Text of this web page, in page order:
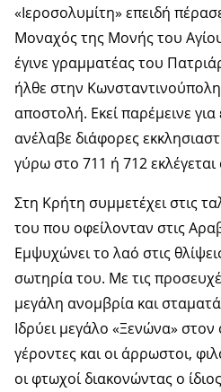
«Ιεροσολυμίτη» επειδή
Μοναχός της Μονής του
έγινε γραμματέας του
ήλθε στην Κωνσταντινούπολη
αποστολή. Εκεί παρέμεινε για
ανέλαβε διάφορες
γύρω στο 711 ή 712
Στη Κρήτη συμμετέχει στις
του που οφείλονταν στις
Εμψυχώνει το λαό στις
σωτηρία του. Με τις
μεγάλη ανομβρία και
Ιδρύει μεγάλο «Ξενώνα» στον
γέροντες και οι άρρωστοι,
οι φτωχοί διακονώντας ο